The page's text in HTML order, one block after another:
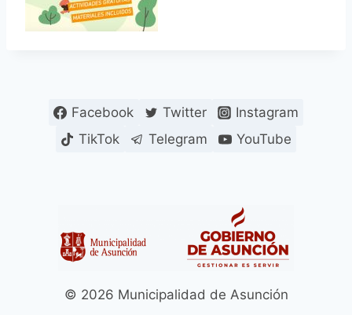
Facebook Twitter
Instagram
TikTok
Telegram YouTube
© 2026 Municipalidad de Asunción